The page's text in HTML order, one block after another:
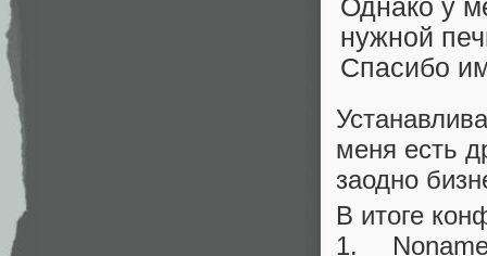
меня есть
заодно
В итоге
1.